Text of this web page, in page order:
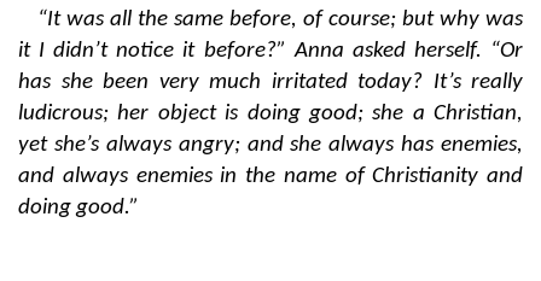
“It was all the same before, of course; but why was
it I didn’t notice it before?” Anna asked herself. “Or
has she been very much irritated today? It’s really
ludicrous; her object is doing good; she a Christian,
yet she’s always angry; and she always has enemies,
and always enemies in the name of Christianity and
doing good.”